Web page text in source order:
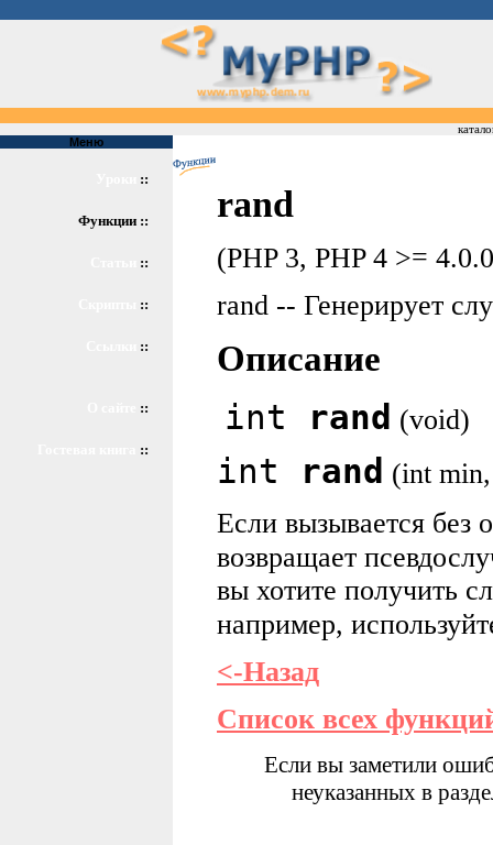
Меню
::
Функции ::
::
::
::
::
::
rand
(PHP 3, PHP 4 >=
rand -- Генерирует
Описание
int
rand (void)
int rand (int
Если вызывается без
возвращает
вы хотите получить
например,
<-Назад
Список всех
Если вы заметили
неуказанных в